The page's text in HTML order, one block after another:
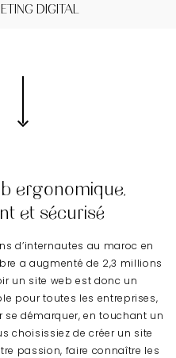
DIGITAL
ergonomique,
et sécurisé
d’internautes au maroc en
a augmenté de 2,3 millions
un site web est donc un
pour toutes les entreprises,
démarquer, en touchant un
choisissiez de créer un site
passion, faire connaître les